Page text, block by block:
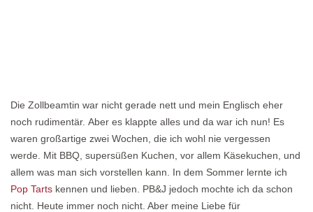
Die Zollbeamtin war nicht gerade nett und mein Englisch eher
noch rudimentär. Aber es klappte alles und da war ich nun! Es
waren großartige zwei Wochen, die ich wohl nie vergessen
werde. Mit BBQ, supersüßen Kuchen, vor allem Käsekuchen, und
allem was man sich vorstellen kann. In dem Sommer lernte ich
Pop Tarts kennen und lieben. PB&J jedoch mochte ich da schon
nicht. Heute immer noch nicht. Aber meine Liebe für